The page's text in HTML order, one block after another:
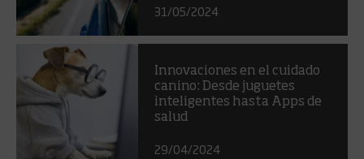
31/05/2024
Innovaciones en el cuidado
canino: Desde juguetes
inteligentes hasta Apps de
salud
29/04/2024